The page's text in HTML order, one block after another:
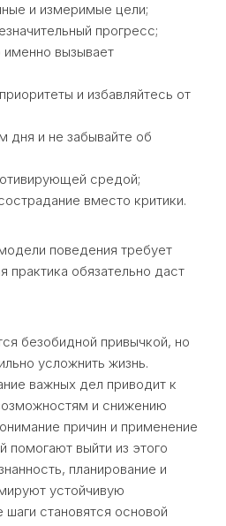
и измеримые цели;
прогресс;
именно вызывает
и избавляйтесь от
дня и не забывайте об
средой;
вместо критики.
поведения требует
практика обязательно даст
безобидной привычкой, но
усложнить жизнь.
важных дел приводит к
и снижению
причин и применение
помогают выйти из этого
планирование и
устойчивую
становятся основой